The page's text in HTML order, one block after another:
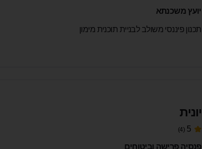
יועץ משכנתא
תכנון פיננסי משולב לבניית תוכנית מימון
יונית
5
(4)
פנסיה פרישה וביטוחים